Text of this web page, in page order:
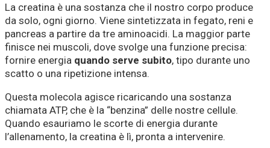
La creatina è una sostanza che il nostro corpo produce
da solo, ogni giorno. Viene sintetizzata in fegato, reni e
pancreas a partire da tre aminoacidi. La maggior parte
finisce nei muscoli, dove svolge una funzione precisa:
fornire energia quando serve subito, tipo durante uno
scatto o una ripetizione intensa.
Questa molecola agisce ricaricando una sostanza
chiamata ATP, che è la “benzina” delle nostre cellule.
Quando esauriamo le scorte di energia durante
l’allenamento, la creatina è lì, pronta a intervenire.